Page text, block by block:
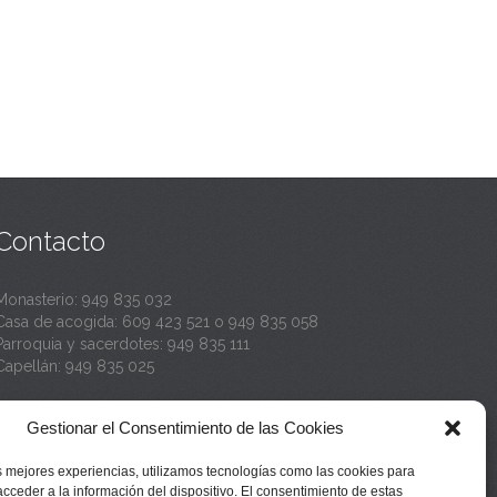
Gestionar el Consentimiento de las Cookies
mejores experiencias, utilizamos tecnologías como las cookies para
a la información del dispositivo. El consentimiento de estas
949 835 032
de acogida: 609 423 521 o 949 835 058
y sacerdotes: 949 835 111
949 835 025
monasterio@buenafuente.org
de acogida:acogida@buenafuente.org
Moreno:angel@buenafuente.org